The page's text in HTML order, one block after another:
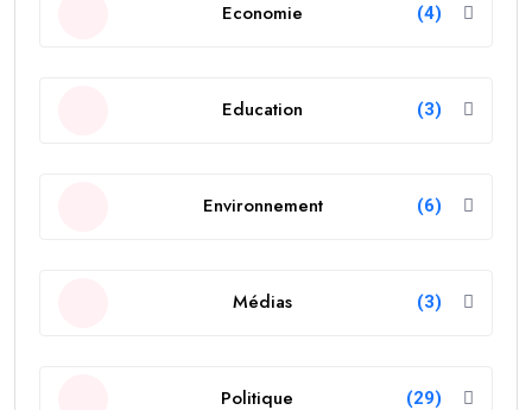
Economie (4)
Education (3)
Environnement (6)
Médias (3)
Politique (29)